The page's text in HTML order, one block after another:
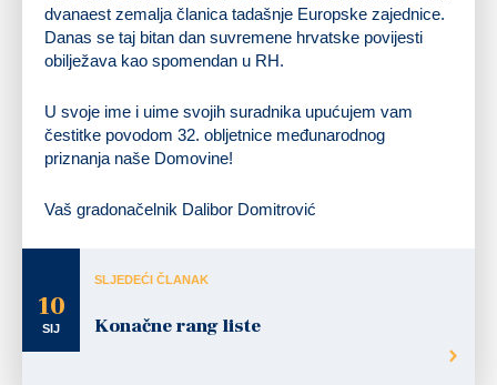
dvanaest zemalja članica tadašnje Europske zajednice.
Danas se taj bitan dan suvremene hrvatske povijesti
obilježava kao spomendan u RH.
U svoje ime i uime svojih suradnika upućujem vam
čestitke povodom 32. obljetnice međunarodnog
priznanja naše Domovine!
Vaš gradonačelnik Dalibor Domitrović
10
SIJ
SLJEDEĆI ČLANAK
Konačne rang liste